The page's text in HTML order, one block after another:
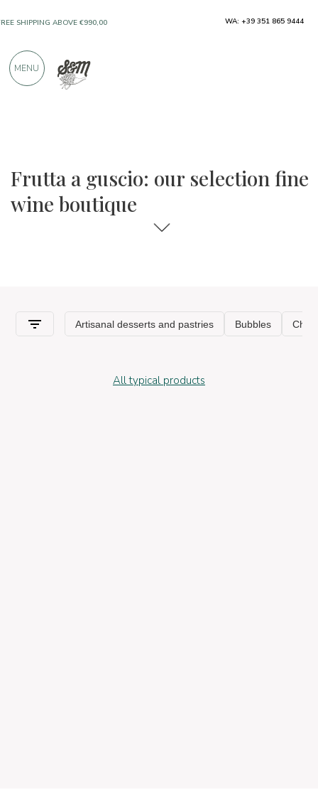
Frutta a guscio: our selection fine
wine boutique
All typical products
SHIPPING ABOVE €990,00
PRODUCTS FROM EXCELLENT
WA: +39 351 865 9444
MENU